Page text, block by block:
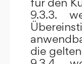
9.3.3.
die